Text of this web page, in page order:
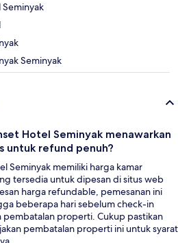
Seminyak
Seminyak
Hotel Seminyak menawarkan
untuk refund penuh?
Seminyak memiliki harga kamar
tersedia untuk dipesan di situs web
harga refundable, pemesanan ini
beberapa hari sebelum check-in
properti. Cukup pastikan
pembatalan properti ini untuk syarat